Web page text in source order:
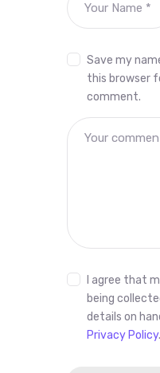
Save my
this browser
comment.
I agree that
being
details on
Privacy Policy.